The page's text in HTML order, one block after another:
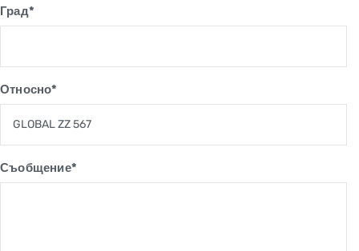
Град*
Относно*
Съобщение*